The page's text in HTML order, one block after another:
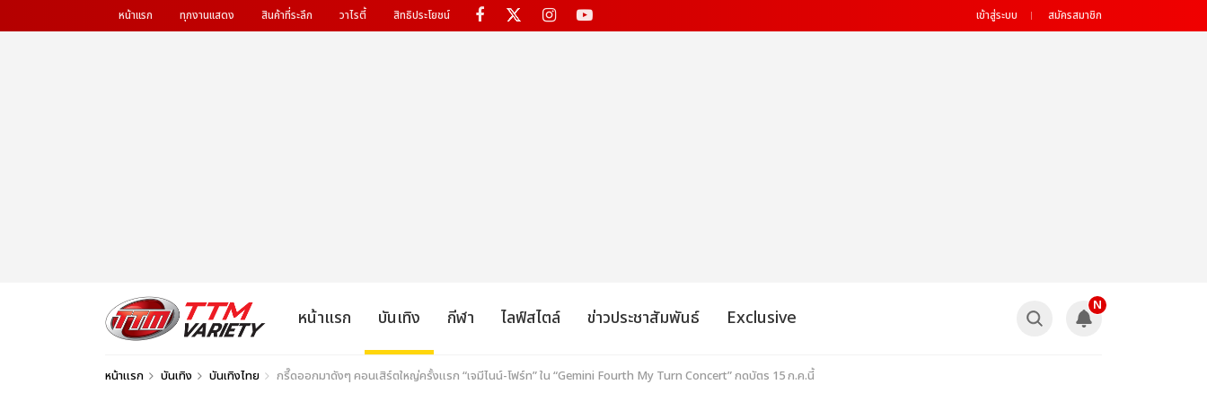
หน้าแรก ทุกงานแสดง สินค้าที่ระลึก วาไรตี้ สิทธิประโยชน์ เข้าสู่ระบบ สมัครสมาชิก
หน้าแรก บันเทิง กีฬา ไลฟ์สไตล์ ข่าวประชาสัมพันธ์ Exclusive
N
หน้าแรก บันเทิง บันเทิงไทย กรี๊ดออกมาดังๆ คอนเสิร์ตใหญ่ครั้งแรก “เจมีไนน์-โฟร์ท” ใน “Gemini Fourth My Turn Concert” กดบัตร 15 ก.ค.นี้